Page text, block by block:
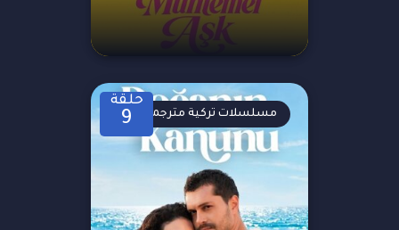
حلقة
9 مسلسلات تركية مترجمة